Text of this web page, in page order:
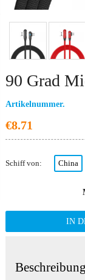
90 Grad
Artikelnummer.
€8.71
Schiff von: China
IN
Beschreibung